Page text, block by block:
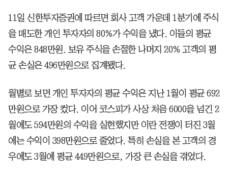
11일 신한투자증권에 따르면 회사 고객 가운데 1분기에 주식
을 매도한 개인 투자자의 80%가 수익을 냈다. 이들의 평균
수익은 848만원. 보유 주식을 손절한 나머지 20% 고객의 평
균 손실은 496만원으로 집계됐다.
월별로 보면 개인 투자자의 평균 수익은 지난 1월이 평균 692
만원으로 가장 컸다. 이어 코스피가 사상 처음 6000을 넘긴 2
월에도 594만원의 수익을 실현했지만 이란 전쟁이 터진 3월
에는 수익이 398만원으로 줄었다. 특히 손실을 본 고객의 경
우에도 3월에 평균 449만원으로, 가장 큰 손실을 겪었다.